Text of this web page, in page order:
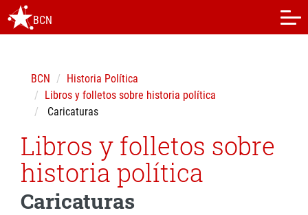
BCN
BCN
Historia Política
Libros y folletos sobre historia política
Caricaturas
Libros y folletos sobre
historia política
Caricaturas